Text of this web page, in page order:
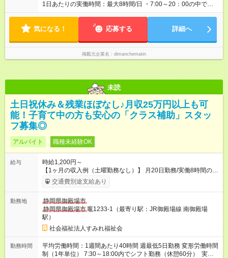
1日あたりの実働時間：最大8時間/日 ・7:00～20：00の中での
シフト制となります。 ・実働5～8時間+休憩1時間
気になる！ 応募する 詳細へ
掲載元企業名 dimanchematin
未読
土日祝休み＆残業ほぼなし♪月収25万円以上も可
能！子育て中の方も安心の「クラス補助」スタッ
フ募集◎
アルバイト 職種未経験OK
給与
時給1,200円～
【1ヶ月の収入例（土曜勤務なし）】 月20日勤務/実働8時間の場
合：月収251.000円 （月収の内訳） 基本給：1200円×8h×20日
＝192.000円 区分２手当：37.000円 人勧手当：14.000円 調整手
実働8時間の場合：月収260.600円 （月収の内訳） 基本給：
1200円×8h×21日＝201.600円 区分２手当：37.000円 人勧手
当：14.000円 調整手当：8.000円 ※区分２手当、人勧手当、調
整手当は勤務日数と勤務時間に関係なく毎月固定で支給。 ※通
勤手当 実費支給（上限なし） ※昇給 可能性あり ※賞与あり
（年３回支給） ※試用期間3ヶ月あり（条件・待遇は変動なし）
※入職お祝い金あり（試用期間が終了し本採用になった方）
交通費別途支給あり
勤務地
静岡県御殿場市
静岡県御殿場市 竈1233-1（最寄り駅：JR御殿場線 南御殿場
駅）
社会福祉法人すみれ福祉会
勤務時間
平均労働時間：1週間あたり40時間 週最低5日勤務 変形労働時間
制（1年単位） 7:30～18:00内でシフト勤務（休憩60分） 実働8